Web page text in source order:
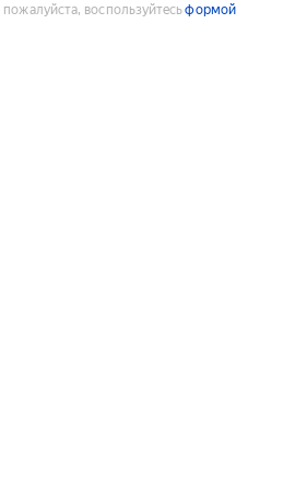
воспользуйтесьформой